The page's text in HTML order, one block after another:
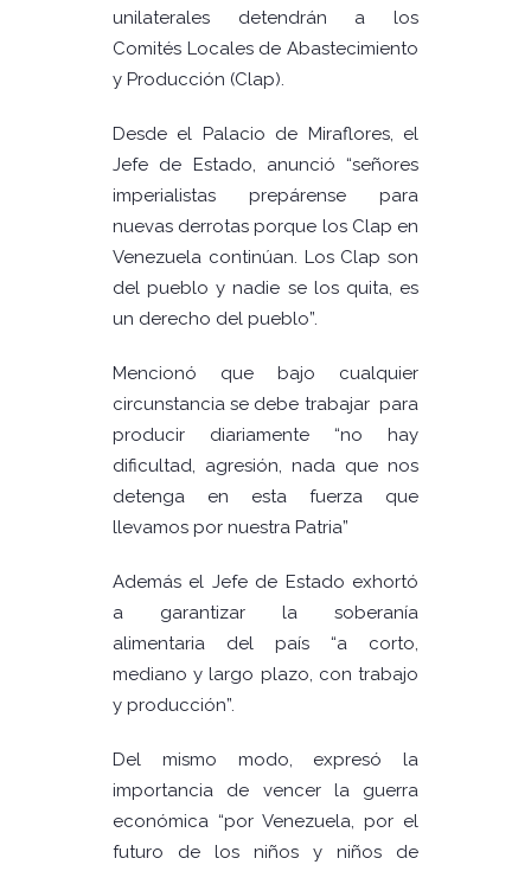
unilaterales detendrán a los
Comités Locales de Abastecimiento
y Producción (Clap).
Desde el Palacio de Miraflores, el
Jefe de Estado, anunció “señores
imperialistas prepárense para
nuevas derrotas porque los Clap en
Venezuela continúan. Los Clap son
del pueblo y nadie se los quita, es
un derecho del pueblo”.
Mencionó que bajo cualquier
circunstancia se debe trabajar para
producir diariamente “no hay
dificultad, agresión, nada que nos
detenga en esta fuerza que
llevamos por nuestra Patria”
Además el Jefe de Estado exhortó
a garantizar la soberanía
alimentaria del país “a corto,
mediano y largo plazo, con trabajo
y producción”.
Del mismo modo, expresó la
importancia de vencer la guerra
económica “por Venezuela, por el
futuro de los niños y niños de